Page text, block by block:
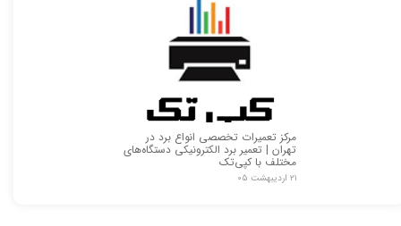
مرکز تعمیرات تخصصی انواع برد در
تهران | تعمیر برد الکترونیکی دستگاه‌های
مختلف با کپی‌تک
۲۱ اردیبهشت ۰۵